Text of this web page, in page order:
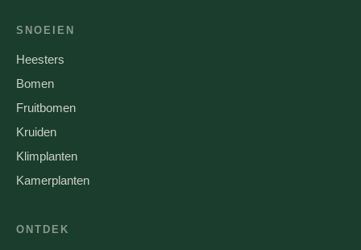
SNOEIEN
Heesters
Bomen
Fruitbomen
Kruiden
Klimplanten
Kamerplanten
ONTDEK